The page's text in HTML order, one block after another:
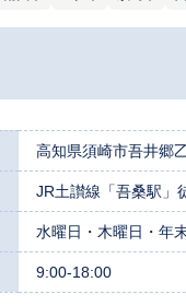
高知県須崎市吾井郷
JR土讃線「吾桑駅」
水曜日・木曜日・年
9:00-18:00